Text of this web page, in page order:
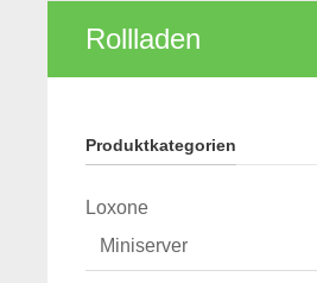
Rollladen
Produktkategorien
Loxone
Miniserver